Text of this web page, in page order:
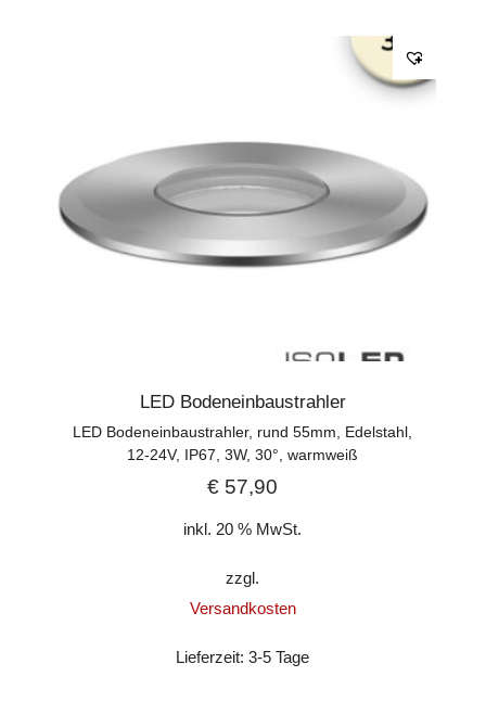
LED Bodeneinbaustrahler
LED Bodeneinbaustrahler, rund 55mm, Edelstahl,
12-24V, IP67, 3W, 30°, warmweiß
€ 57,90
inkl. 20 % MwSt.
zzgl.
Versandkosten
Lieferzeit:3-5 Tage